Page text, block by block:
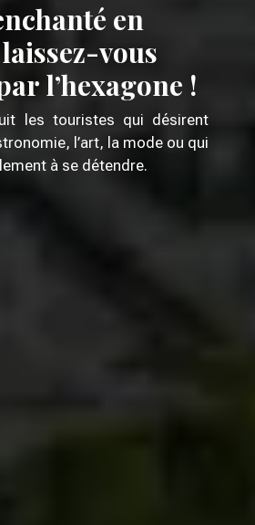
en
vous
l’hexagone !
les touristes qui désirent
l’art, la mode ou qui
à se détendre.